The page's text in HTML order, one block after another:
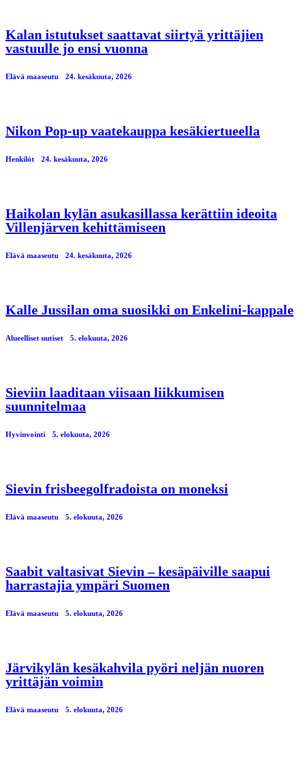
Kalan istutukset saattavat siirtyä yrittäjien
vastuulle jo ensi vuonna
Elävä maaseutu 24. kesäkuuta, 2026
Nikon Pop-up vaatekauppa kesäkiertueella
Henkilöt 24. kesäkuuta, 2026
Haikolan kylän asukasillassa kerättiin ideoita
Villenjärven kehittämiseen
Elävä maaseutu 24. kesäkuuta, 2026
Kalle Jussilan oma suosikki on Enkelini-kappale
Alueelliset uutiset 5. elokuuta, 2026
Sieviin laaditaan viisaan liikkumisen
suunnitelmaa
Hyvinvointi 5. elokuuta, 2026
Sievin frisbeegolfradoista on moneksi
Elävä maaseutu 5. elokuuta, 2026
Saabit valtasivat Sievin – kesäpäiville saapui
harrastajia ympäri Suomen
Elävä maaseutu 5. elokuuta, 2026
Järvikylän kesäkahvila pyöri neljän nuoren
yrittäjän voimin
Elävä maaseutu 5. elokuuta, 2026